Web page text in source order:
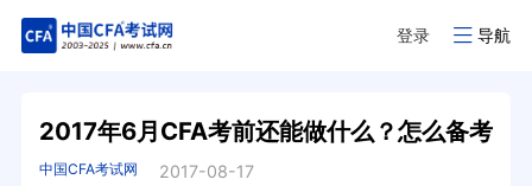
登录 导航
2017年6月CFA考前还能做什么？怎么备考
中国CFA考试网 2017-08-17